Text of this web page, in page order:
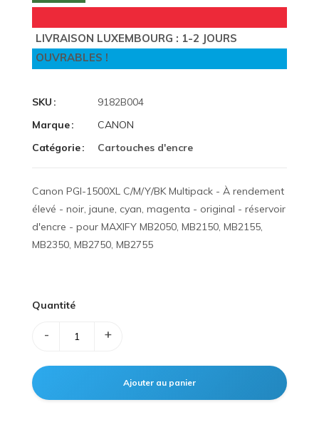
LIVRAISON LUXEMBOURG : 1-2 JOURS
OUVRABLES !
SKU
9182B004
Marque
CANON
Catégorie
Cartouches d'encre
Canon PGI-1500XL C/M/Y/BK Multipack - À rendement
élevé - noir, jaune, cyan, magenta - original - réservoir
d'encre - pour MAXIFY MB2050, MB2150, MB2155,
MB2350, MB2750, MB2755
Quantité
- +